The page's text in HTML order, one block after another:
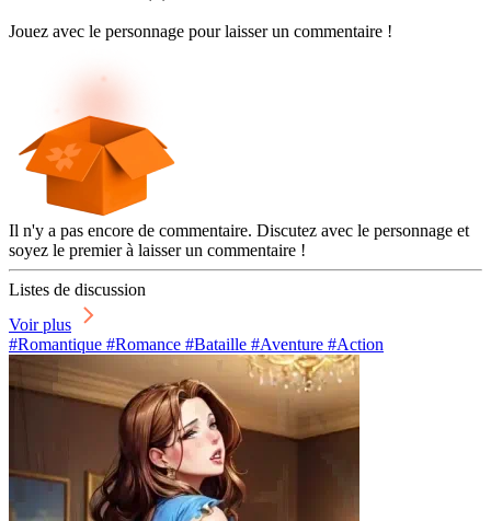
Jouez avec le personnage pour laisser un commentaire !
Il n'y a pas encore de commentaire. Discutez avec le personnage et
soyez le premier à laisser un commentaire !
Listes de discussion
Voir plus
#Romantique #Romance #Bataille #Aventure #Action